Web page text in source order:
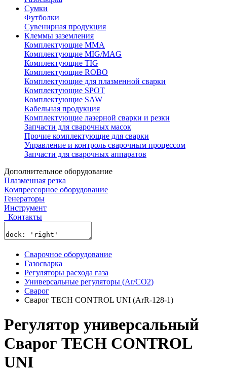
Сумки
Футболки
Сувенирная продукция
Клеммы заземления
Комплектующие ММА
Комплектующие MIG/MAG
Комплектующие TIG
Комплектующие ROBO
Комплектующие для плазменной сварки
Комплектующие SPOT
Комплектующие SAW
Кабельная продукция
Комплектующие лазерной сварки и резки
Запчасти для сварочных масок
Прочие комплектующие для сварки
Управление и контроль сварочным процессом
Запчасти для сварочных аппаратов
Дополнительное оборудование
Плазменная резка
Компрессорное оборудование
Генераторы
Инструмент
Контакты
Сварочное оборудование
Газосварка
Регуляторы расхода газа
Универсальные регуляторы (Ar/CO2)
Сварог
Сварог TECH CONTROL UNI (ArR-128-1)
Регулятор универсальный
Сварог TECH CONTROL
UNI